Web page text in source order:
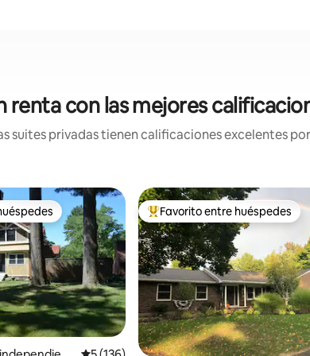
renta con las mejores
suites privadas tienen calificaciones excelentes
entre huéspedes De los mejores en Favorito
Favorito entre huéspedes